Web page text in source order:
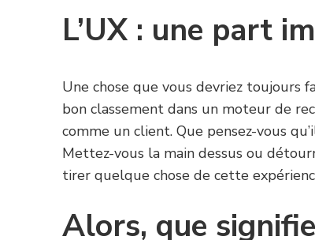
L’UX : une part
Une chose que vous devriez toujours
bon classement dans un moteur de
comme un client. Que pensez-vous
Mettez-vous la main dessus ou
tirer quelque chose de cette
Alors, que